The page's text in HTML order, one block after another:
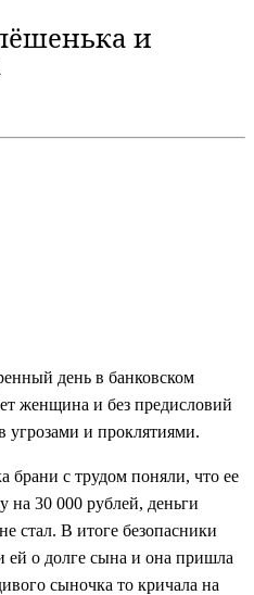
и
день в банковском
женщина и без предисловий
угрозами и проклятиями.
брани с трудом поняли, что ее
30 000 рублей, деньги
стал. В итоге безопасники
ей о долге сына и она пришла
сыночка то кричала на